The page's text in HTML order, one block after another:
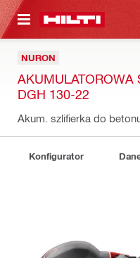
GŁÓWNEJ
NURON
AKUMULATOROWA
DGH 130-22
Akum. szlifierka do
Konfigurator